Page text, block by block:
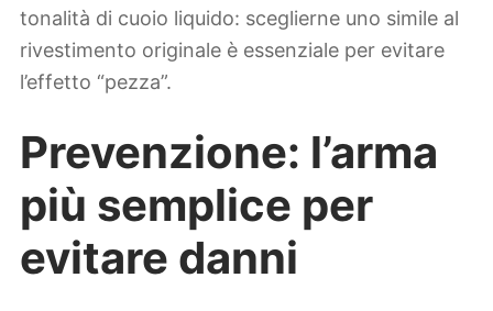
tonalità di cuoio liquido: sceglierne uno simile al
rivestimento originale è essenziale per evitare
l’effetto “pezza”.
Prevenzione: l’arma
più semplice per
evitare danni